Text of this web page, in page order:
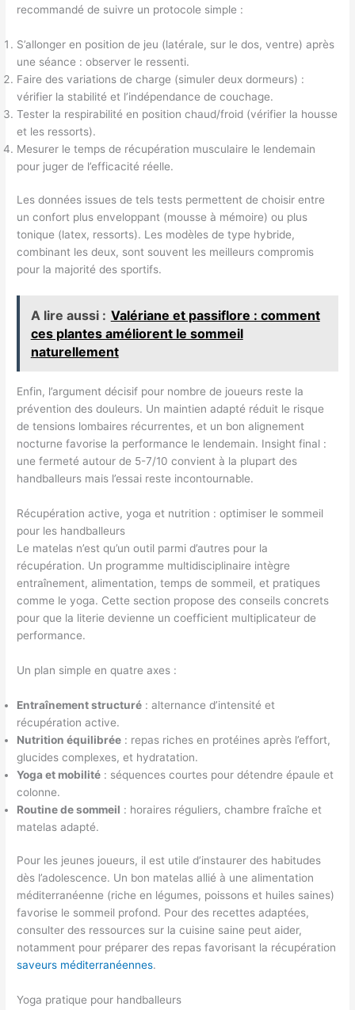
recommandé de suivre un protocole simple :
S’allonger en position de jeu (latérale, sur le dos, ventre) après
une séance : observer le ressenti.
Faire des variations de charge (simuler deux dormeurs) :
vérifier la stabilité et l’indépendance de couchage.
Tester la respirabilité en position chaud/froid (vérifier la housse
et les ressorts).
Mesurer le temps de récupération musculaire le lendemain
pour juger de l’efficacité réelle.
Les données issues de tels tests permettent de choisir entre
un confort plus enveloppant (mousse à mémoire) ou plus
tonique (latex, ressorts). Les modèles de type hybride,
combinant les deux, sont souvent les meilleurs compromis
pour la majorité des sportifs.
A lire aussi : Valériane et passiflore : comment
ces plantes améliorent le sommeil
naturellement
Enfin, l’argument décisif pour nombre de joueurs reste la
prévention des douleurs. Un maintien adapté réduit le risque
de tensions lombaires récurrentes, et un bon alignement
nocturne favorise la performance le lendemain. Insight final :
une fermeté autour de 5-7/10 convient à la plupart des
handballeurs mais l’essai reste incontournable.
Récupération active, yoga et nutrition : optimiser le sommeil
pour les handballeurs
Le matelas n’est qu’un outil parmi d’autres pour la
récupération. Un programme multidisciplinaire intègre
entraînement, alimentation, temps de sommeil, et pratiques
comme le yoga. Cette section propose des conseils concrets
pour que la literie devienne un coefficient multiplicateur de
performance.
Un plan simple en quatre axes :
Entraînement structuré : alternance d’intensité et
récupération active.
Nutrition équilibrée : repas riches en protéines après l’effort,
glucides complexes, et hydratation.
Yoga et mobilité : séquences courtes pour détendre épaule et
colonne.
Routine de sommeil : horaires réguliers, chambre fraîche et
matelas adapté.
Pour les jeunes joueurs, il est utile d’instaurer des habitudes
dès l’adolescence. Un bon matelas allié à une alimentation
méditerranéenne (riche en légumes, poissons et huiles saines)
favorise le sommeil profond. Pour des recettes adaptées,
consulter des ressources sur la cuisine saine peut aider,
notamment pour préparer des repas favorisant la récupération
saveurs méditerranéennes.
Yoga pratique pour handballeurs